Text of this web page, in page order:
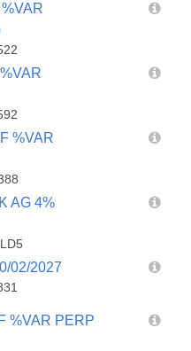
%VAR
AG 4%
02/2027
%VAR PERP